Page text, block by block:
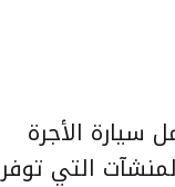
سيارة الأجرة
التي توفر